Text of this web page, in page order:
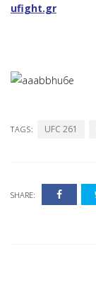
ufight.gr
TAGS: UFC 261
SHARE: